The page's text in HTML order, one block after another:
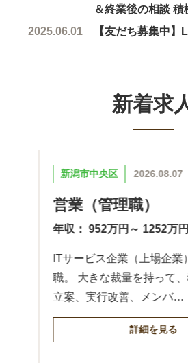
＆終業後の相談 積
2025.06.01
【友だち募集中
新着求
新発田市 2026.08.07
技術営業（海外顧客
携）
年収： 600万円～ 900万円
上場メーカーの技術営業。
ージの基幹部材であるFC-
レートの技術営業とし…